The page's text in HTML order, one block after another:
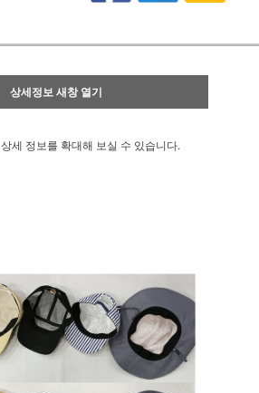
상세정보 새창 열기
상세 정보를 확대해 보실 수 있습니다.